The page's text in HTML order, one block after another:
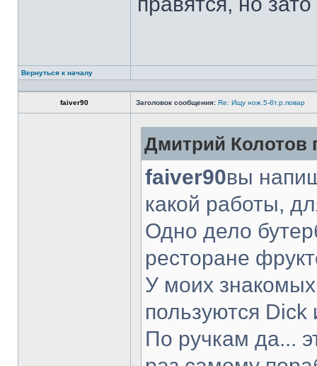
Вернуться к началу
faiver90 Заголовок сообщения: Re: Ищу нож.5-8т.р.повар
Дмитрий Колотов
faiver90вы
какой работы,
Одно дело
ресторане
У моих
пользуются Dick
По ручкам да...